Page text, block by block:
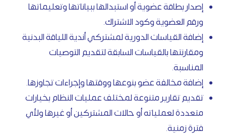
إصدار بطاقة عضوية أو استبدالها ببياناتها وتعليماتها
ورقم العضوية وكود الاشتراك.
إضافة القياسات الدورية لمشتركي أندية اللياقة البدنية
ومقارنتها بالقياسات السابقة لتقديم التوصيات
المناسبة.
إضافة مخالفة عضو بنوعها ووقتها وإجراءات تجاوزها.
تقديم تقارير متنوعة لمختلف عمليات النظام بخيارات
متعددة لعملياته أو حالات المشتركين أو غيرها ولأي
فترة زمنية.